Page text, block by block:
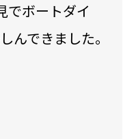
でボートダイ
んできました。